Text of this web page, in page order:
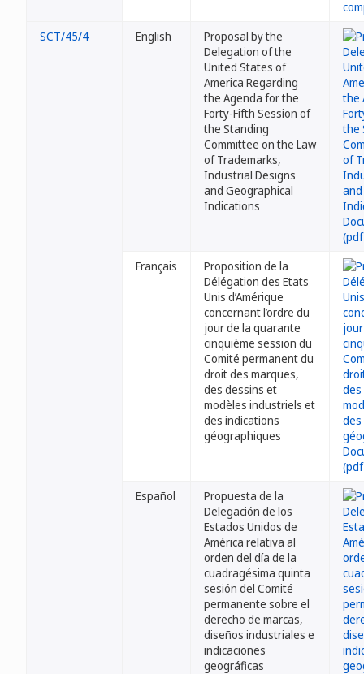
SCT/45/4 English
Proposal by the
Delegation of the
United States of
America Regarding
the Agenda for the
Forty-Fifth Session of
the Standing
Committee on the Law
of Trademarks,
Industrial Designs
and Geographical
Indications
Français
Proposition de la
Délégation des Etats
Unis d’Amérique
concernant l’ordre du
jour de la quarante
cinquième session du
Comité permanent du
droit des marques,
des dessins et
modèles industriels et
des indications
géographiques
Español
Propuesta de la
Delegación de los
Estados Unidos de
América relativa al
orden del día de la
cuadragésima quinta
sesión del Comité
permanente sobre el
derecho de marcas,
diseños industriales e
indicaciones
geográficas